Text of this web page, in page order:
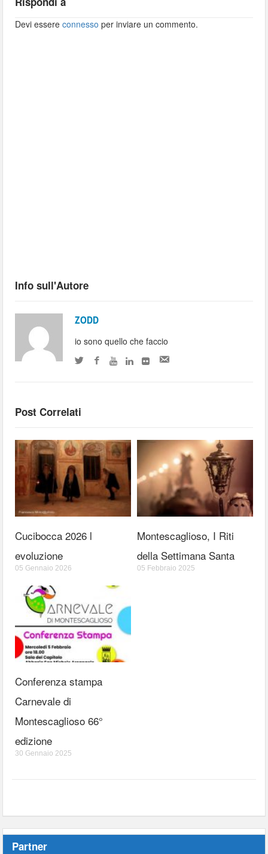
Devi essereconnesso per inviare un commento.
Info sull'Autore
ZODD
io sono quello che faccio
Post Correlati
Cucibocca 2026 l
evoluzione
05 Gennaio 2026
Montescaglioso, I Riti
della Settimana Santa
05 Febbraio 2025
Conferenza stampa
Carnevale di
Montescaglioso 66°
edizione
30 Gennaio 2025
Partner